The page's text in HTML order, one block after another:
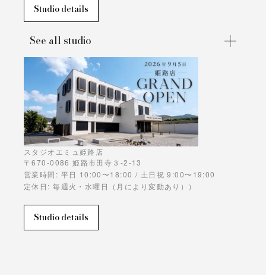
Studio details
See all studio
スタジオエミュ姫路店
〒670-0086 姫路市田寺３-2-13
営業時間: 平日 10:00〜18:00 / 土日祝 9:00〜19:00
定休日: 毎週火・水曜日（月により変動あり））
Studio details